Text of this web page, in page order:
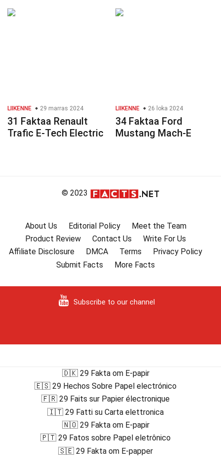
LIIKENNE 29 marras 2024
31 Faktaa Renault
Trafic E-Tech Electric
LIIKENNE 26 loka 2024
34 Faktaa Ford
Mustang Mach-E
© 2023
About Us Editorial Policy
Meet the Team
Product Review
Contact Us
Write For Us
Affiliate Disclosure
DMCA Terms
Privacy Policy
Submit Facts
More Facts
Subscribe to our channel
🇩🇰 29 Fakta om E-papir
🇪🇸 29 Hechos Sobre Papel electrónico
🇫🇷 29 Faits sur Papier électronique
🇮🇹 29 Fatti su Carta elettronica
🇳🇴 29 Fakta om E-papir
🇵🇹 29 Fatos sobre Papel eletrônico
🇸🇪 29 Fakta om E-papper